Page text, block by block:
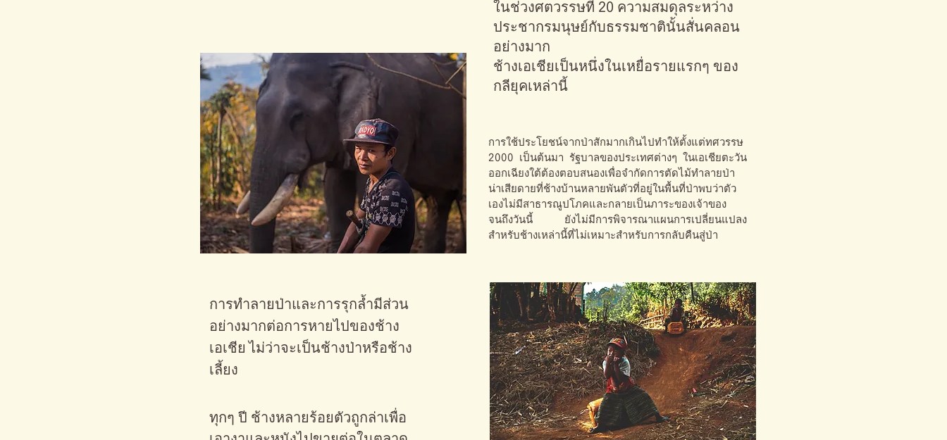
ในช่วงศตวรรษที่ 20 ความสมดุลระหว่าง
ประชากรมนุษย์กับธรรมชาตินั้นสั่นคลอน
อย่างมาก
ช้างเอเชียเป็นหนึ่งในเหยื่อรายแรกๆ ของ
กลียุคเหล่านี้
การใช้ประโยชน์จากป่าสักมากเกินไปทำให้ตั้งแต่ทศวรรษ
2000 เป็นต้นมา รัฐบาลของประเทศต่างๆ ในเอเชียตะวัน
ออกเฉียงใต้ต้องตอบสนองเพื่อจำกัดการตัดไม้ทำลายป่า
น่าเสียดายที่ช้างบ้านหลายพันตัวที่อยู่ในพื้นที่ป่าพบว่าตัว
เองไม่มีสาธารณูปโภคและกลายเป็นภาระของเจ้าของ
จนถึงวันนี้ ยังไม่มีการพิจารณาแผนการเปลี่ยนแปลง
สำหรับช้างเหล่านี้ที่ไม่เหมาะสำหรับการกลับคืนสู่ป่า
การทำลายป่าและการรุกล้ำมีส่วน
อย่างมากต่อการหายไปของช้าง
เอเชีย ไม่ว่าจะเป็นช้างป่าหรือช้าง
เลี้ยง
ทุกๆ ปี ช้างหลายร้อยตัวถูกล่าเพื่อ